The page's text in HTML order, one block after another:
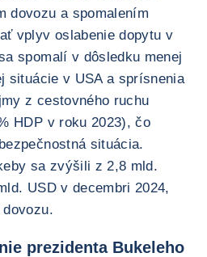
dovozu a spomalením
vplyv oslabenie dopytu v
spomalí v dôsledku menej
situácie v USA a sprísnenia
z cestovného ruchu
HDP v roku 2023), čo
situácia.
sa zvýšili z 2,8 mld.
USD v decembri 2024,
prezidenta Bukeleho